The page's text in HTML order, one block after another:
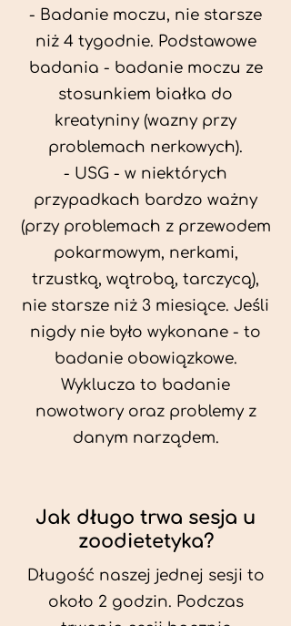
- Badanie moczu, nie starsze
niż 4 tygodnie. Podstawowe
badania - badanie moczu ze
stosunkiem białka do
kreatyniny (wazny przy
problemach nerkowych).
- USG - w niektórych
przypadkach bardzo ważny
(przy problemach z przewodem
pokarmowym, nerkami,
trzustką, wątrobą, tarczycą),
nie starsze niż 3 miesiące. Jeśli
nigdy nie było wykonane - to
badanie obowiązkowe.
Wyklucza to badanie
nowotwory oraz problemy z
danym narządem.
Jak długo trwa sesja u
zoodietetyka?
Długość naszej jednej sesji to
około 2 godzin. Podczas